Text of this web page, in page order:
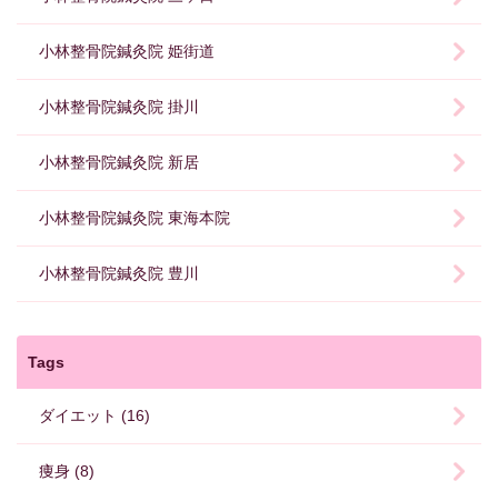
小林整骨院鍼灸院 姫街道
小林整骨院鍼灸院 掛川
小林整骨院鍼灸院 新居
小林整骨院鍼灸院 東海本院
小林整骨院鍼灸院 豊川
Tags
ダイエット (16)
痩身 (8)